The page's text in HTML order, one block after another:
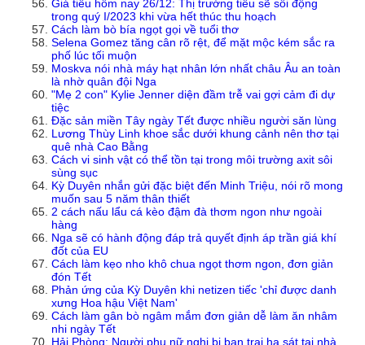
Giá tiêu hôm nay 26/12: Thị trường tiêu sẽ sôi động
trong quý I/2023 khi vừa hết thúc thu hoạch
Cách làm bò bía ngọt gọi về tuổi thơ
Selena Gomez tăng cân rõ rệt, để mặt mộc kém sắc ra
phố lúc tối muộn
Moskva nói nhà máy hạt nhân lớn nhất châu Âu an toàn
là nhờ quân đội Nga
"Mẹ 2 con" Kylie Jenner diện đầm trễ vai gợi cảm đi dự
tiệc
Đặc sản miền Tây ngày Tết được nhiều người săn lùng
Lương Thùy Linh khoe sắc dưới khung cảnh nên thơ tại
quê nhà Cao Bằng
Cách vi sinh vật có thể tồn tại trong môi trường axit sôi
sùng sục
Kỳ Duyên nhắn gửi đặc biệt đến Minh Triệu, nói rõ mong
muốn sau 5 năm thân thiết
2 cách nấu lẩu cá kèo đậm đà thơm ngon như ngoài
hàng
Nga sẽ có hành động đáp trả quyết định áp trần giá khí
đốt của EU
Cách làm kẹo nho khô chua ngọt thơm ngon, đơn giản
đón Tết
Phản ứng của Kỳ Duyên khi netizen tiếc 'chỉ được danh
xưng Hoa hậu Việt Nam'
Cách làm gân bò ngâm mắm đơn giản dễ làm ăn nhâm
nhi ngày Tết
Hải Phòng: Người phụ nữ nghi bị bạn trai hạ sát tại nhà